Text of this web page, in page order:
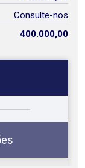
Consulte-nos
400.000,00
para
você?